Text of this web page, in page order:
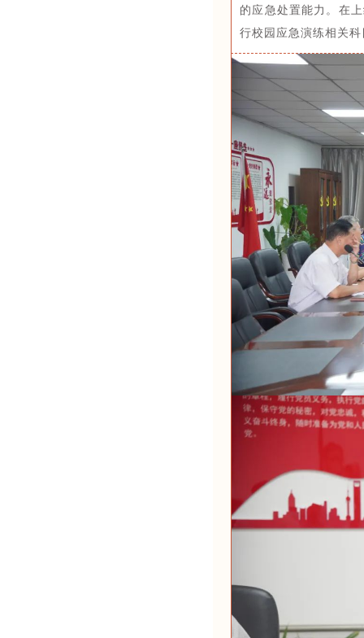
的应急处置能力。在
行校园应急演练相关